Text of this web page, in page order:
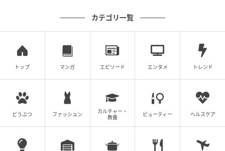
カテゴリ一覧
トップ マンガ エピソード エンタメ トレンド
どうぶつ ファッション
カルチャー・
教養
ビューティー ヘルスケア